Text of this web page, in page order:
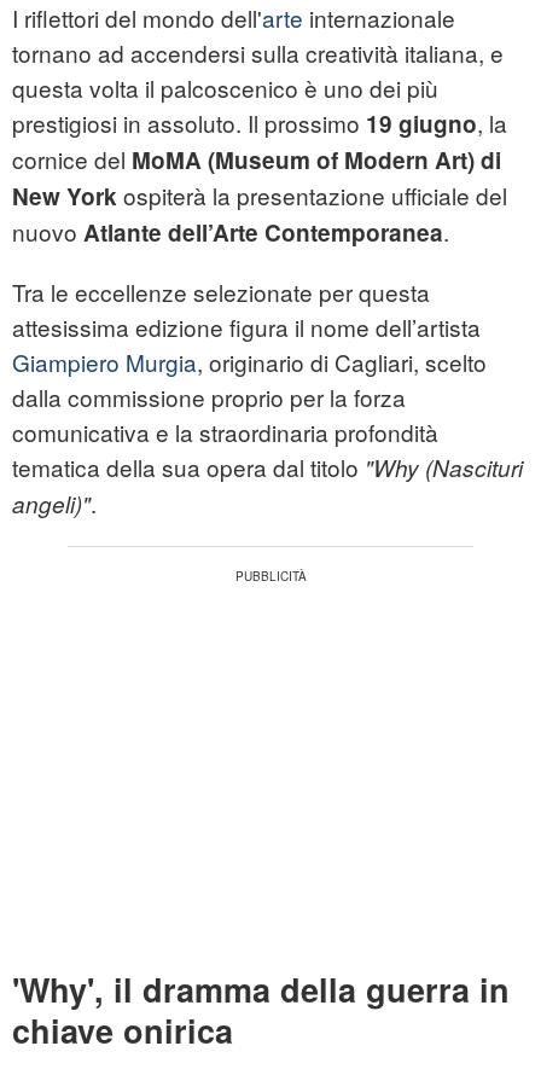
I riflettori del mondo dell'arte internazionale
tornano ad accendersi sulla creatività italiana, e
questa volta il palcoscenico è uno dei più
prestigiosi in assoluto. Il prossimo 19 giugno, la
cornice del MoMA (Museum of Modern Art) di
New Yorkospiterà la presentazione ufficiale del
nuovo Atlante dell’Arte Contemporanea.
Tra le eccellenze selezionate per questa
attesissima edizione figura il nome dell’artista
Giampiero Murgia, originario di Cagliari, scelto
dalla commissione proprio per la forza
comunicativa e la straordinaria profondità
tematica della sua opera dal titolo "Why (Nascituri
angeli)".
'Why', il dramma della guerra in
chiave onirica